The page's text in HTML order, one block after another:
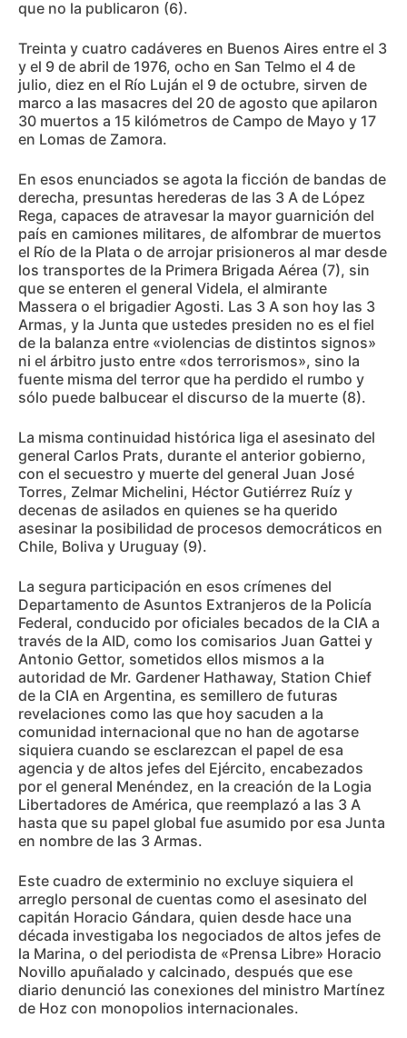
que no la publicaron (6).
Treinta y cuatro cadáveres en Buenos Aires entre el 3
y el 9 de abril de 1976, ocho en San Telmo el 4 de
julio, diez en el Río Luján el 9 de octubre, sirven de
marco a las masacres del 20 de agosto que apilaron
30 muertos a 15 kilómetros de Campo de Mayo y 17
en Lomas de Zamora.
En esos enunciados se agota la ficción de bandas de
derecha, presuntas herederas de las 3 A de López
Rega, capaces de atravesar la mayor guarnición del
país en camiones militares, de alfombrar de muertos
el Río de la Plata o de arrojar prisioneros al mar desde
los transportes de la Primera Brigada Aérea (7), sin
que se enteren el general Videla, el almirante
Massera o el brigadier Agosti. Las 3 A son hoy las 3
Armas, y la Junta que ustedes presiden no es el fiel
de la balanza entre «violencias de distintos signos»
ni el árbitro justo entre «dos terrorismos», sino la
fuente misma del terror que ha perdido el rumbo y
sólo puede balbucear el discurso de la muerte (8).
La misma continuidad histórica liga el asesinato del
general Carlos Prats, durante el anterior gobierno,
con el secuestro y muerte del general Juan José
Torres, Zelmar Michelini, Héctor Gutiérrez Ruíz y
decenas de asilados en quienes se ha querido
asesinar la posibilidad de procesos democráticos en
Chile, Boliva y Uruguay (9).
La segura participación en esos crímenes del
Departamento de Asuntos Extranjeros de la Policía
Federal, conducido por oficiales becados de la CIA a
través de la AID, como los comisarios Juan Gattei y
Antonio Gettor, sometidos ellos mismos a la
autoridad de Mr. Gardener Hathaway, Station Chief
de la CIA en Argentina, es semillero de futuras
revelaciones como las que hoy sacuden a la
comunidad internacional que no han de agotarse
siquiera cuando se esclarezcan el papel de esa
agencia y de altos jefes del Ejército, encabezados
por el general Menéndez, en la creación de la Logia
Libertadores de América, que reemplazó a las 3 A
hasta que su papel global fue asumido por esa Junta
en nombre de las 3 Armas.
Este cuadro de exterminio no excluye siquiera el
arreglo personal de cuentas como el asesinato del
capitán Horacio Gándara, quien desde hace una
década investigaba los negociados de altos jefes de
la Marina, o del periodista de «Prensa Libre» Horacio
Novillo apuñalado y calcinado, después que ese
diario denunció las conexiones del ministro Martínez
de Hoz con monopolios internacionales.